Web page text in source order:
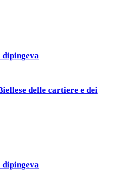
dipingeva
delle cartiere e dei
dipingeva